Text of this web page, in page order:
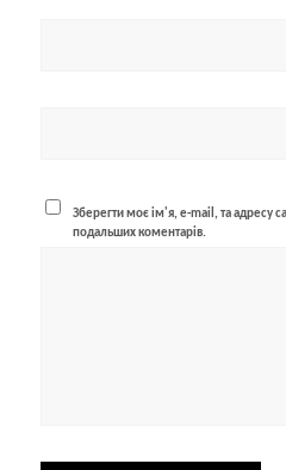
Зберегти моє ім'я, e-mail, та адресу
подальших коментарів.